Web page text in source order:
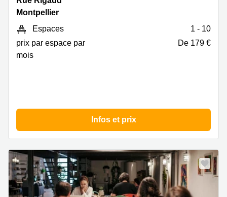
Rigaud
Montpellier
Montpellier
Espaces
1 - 10
prix par espace par
mois
De 179 €
Infos et prix